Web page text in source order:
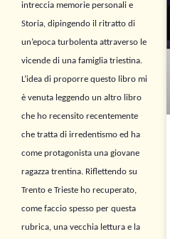
intreccia memorie personali e
Storia, dipingendo il ritratto di
un’epoca turbolenta attraverso le
vicende di una famiglia triestina.
L’idea di proporre questo libro mi
è venuta leggendo un altro libro
che ho recensito recentemente
che tratta di irredentismo ed ha
come protagonista una giovane
ragazza trentina. Riflettendo su
Trento e Trieste ho recuperato,
come faccio spesso per questa
rubrica, una vecchia lettura e la